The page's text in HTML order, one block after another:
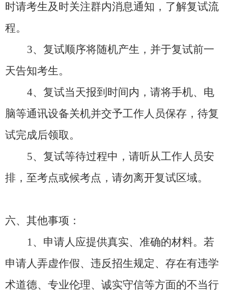
时请考生及时关注群内消息通知，了解复试流
程。
3、复试顺序将随机产生，并于复试前一
天告知考生。
4、复试当天报到时间内，请将手机、电
脑等通讯设备关机并交予工作人员保存，待复
试完成后领取。
5、复试等待过程中，请听从工作人员安
排，至考点或候考点，请勿离开复试区域。
六、其他事项：
1、申请人应提供真实、准确的材料。若
申请人弄虚作假、违反招生规定、存在有违学
术道德、专业伦理、诚实守信等方面的不当行